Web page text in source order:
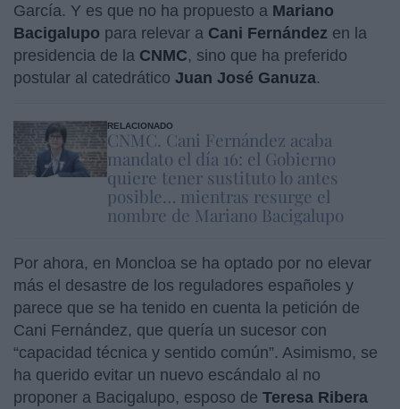
García. Y es que no ha propuesto a Mariano
Bacigalupo para relevar a Cani Fernández en la
presidencia de la CNMC, sino que ha preferido
postular al catedrático Juan José Ganuza.
RELACIONADO
CNMC. Cani Fernández acaba
mandato el día 16: el Gobierno
quiere tener sustituto lo antes
posible… mientras resurge el
nombre de Mariano Bacigalupo
Por ahora, en Moncloa se ha optado por no elevar
más el desastre de los reguladores españoles y
parece que se ha tenido en cuenta la petición de
Cani Fernández, que quería un sucesor con
“capacidad técnica y sentido común”. Asimismo, se
ha querido evitar un nuevo escándalo al no
proponer a Bacigalupo, esposo de Teresa Ribera